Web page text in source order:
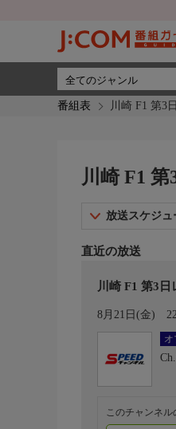
番組表 川崎 F1 第3
川崎 F1
放送スケジュ
直近の放送
川崎 F1 第3
8月21日(金)
オ
このチャンネル